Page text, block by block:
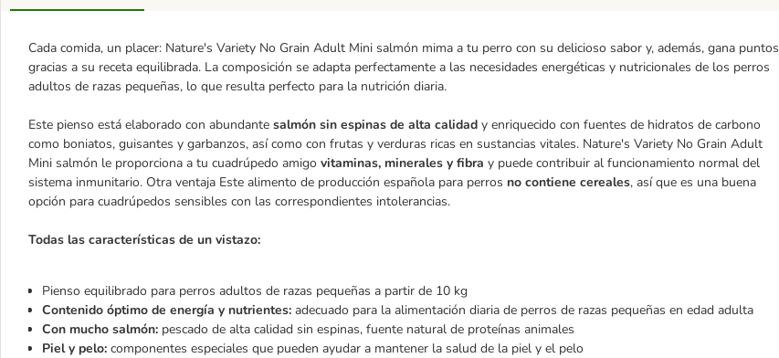
Cada comida, un placer: Nature's Variety No Grain Adult Mini salmón mima a tu perro con su delicioso sabor y, además, gana puntos
gracias a su receta equilibrada. La composición se adapta perfectamente a las necesidades energéticas y nutricionales de los perros
adultos de razas pequeñas, lo que resulta perfecto para la nutrición diaria.
Este pienso está elaborado con abundante salmón sin espinas de alta calidad y enriquecido con fuentes de hidratos de carbono
como boniatos, guisantes y garbanzos, así como con frutas y verduras ricas en sustancias vitales. Nature's Variety No Grain Adult
Mini salmón le proporciona a tu cuadrúpedo amigo vitaminas, minerales y fibra y puede contribuir al funcionamiento normal del
sistema inmunitario. Otra ventaja Este alimento de producción española para perros no contiene cereales, así que es una buena
opción para cuadrúpedos sensibles con las correspondientes intolerancias.
Todas las características de un vistazo:
Pienso equilibrado para perros adultos de razas pequeñas a partir de 10 kg
Contenido óptimo de energía y nutrientes: adecuado para la alimentación diaria de perros de razas pequeñas en edad adulta
Con mucho salmón: pescado de alta calidad sin espinas, fuente natural de proteínas animales
Piel y pelo: componentes especiales que pueden ayudar a mantener la salud de la piel y el pelo